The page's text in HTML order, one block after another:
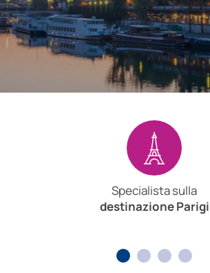
Specialista sulla
destinazione Parigi